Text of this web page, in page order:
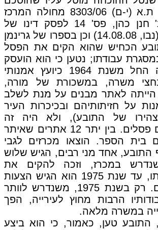
אחרת (ראו גם ת.א (י-ם) 8303/06 מחולה המרכז
למחול בע"מ נ' חנן כהן, פס' 14 לפסק דינו של
השופט שפירא (נבו, 14.08.08) וכן בספרו של גרינמן
התובע הכחיש שהוא הקים את הפסל
עבודתו; נטען כי הוא הועסק
על ידי העירייה החל משנת 1964 כיועץ אמנותי
משרה, במשכורת של מורה,
הייתה לאתר מבנים על מנת לשלב
על חזיתותיהם ובכיכרות העיר
11 לתצהירו של התובע), ולא היה זה
מתפקידו להקים פסלים. בין יתר 12 אתרים שאיתר
בית הספר. הוצאו מכרזים לגבי
התובע, אחד מני רבים, הגיש שלוש
במכרז, וזכה להקים את
התבליט. לטענתו, עד שנת 1975 הוא הגיש הצעות
לעשרות מכרזים. רק בשנת 1975, משנדרש לוותר
הרבות מחוץ לעירייה, הפך
במשרה מלאה.
טען, כאמור, כי הוא ביצע